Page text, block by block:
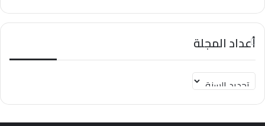
أعداد المجلة